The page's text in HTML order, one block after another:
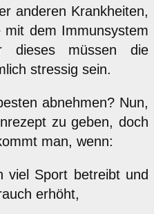
anderen Krankheiten,
dem Immunsystem
dieses müssen die
stressig sein.
abnehmen? Nun,
zu geben, doch
man, wenn:
viel Sport betreibt und
erhöht,